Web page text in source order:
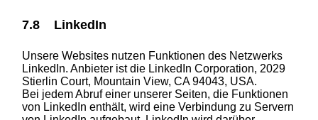
7.8 LinkedIn
Unsere Websites nutzen Funktionen des Netzwerks
LinkedIn. Anbieter ist die LinkedIn Corporation, 2029
Stierlin Court, Mountain View, CA 94043, USA.
Bei jedem Abruf einer unserer Seiten, die Funktionen
von LinkedIn enthält, wird eine Verbindung zu Servern